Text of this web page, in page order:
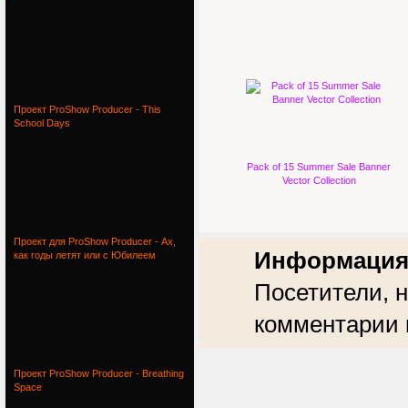
Pack of 15 Summer Sale Banner
Vector Collection
Информация
Посетители,
комментарии
Проект ProShow Producer - This
School Days
Проект для ProShow Producer - Ах,
как годы летят или с Юбилеем
Проект ProShow Producer - Breathing
Space